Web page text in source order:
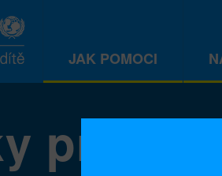
JAK POMOCI
pro